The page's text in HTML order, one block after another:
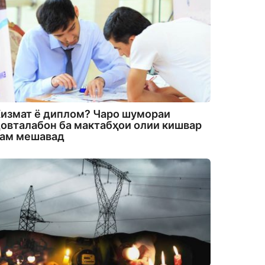
ё диплом? Чаро шумораи
ба мактабҳои олии кишвар
мешавад